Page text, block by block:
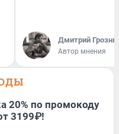
Дмитрий
Автор мнения
20% по промокоду
3199₽!